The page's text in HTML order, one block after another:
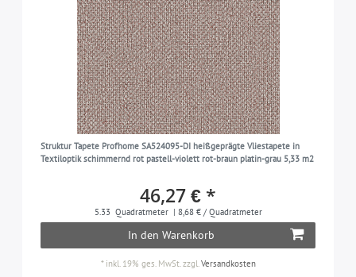
Struktur Tapete Profhome SA524095-DI heißgeprägte Vliestapete in
Textiloptik schimmernd rot pastell-violett rot-braun platin-grau 5,33 m2
46,27 € *
5.33 Quadratmeter | 8,68 € / Quadratmeter
In den Warenkorb
* inkl. 19% ges. MwSt. zzgl. Versandkosten